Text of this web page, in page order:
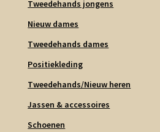
Tweedehands jongens
Nieuw dames
Tweedehands dames
Positiekleding
Tweedehands/Nieuw heren
Jassen & accessoires
Schoenen